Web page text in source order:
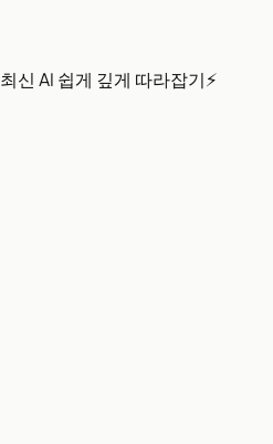
최신 AI 쉽게 깊게 따라잡기⚡